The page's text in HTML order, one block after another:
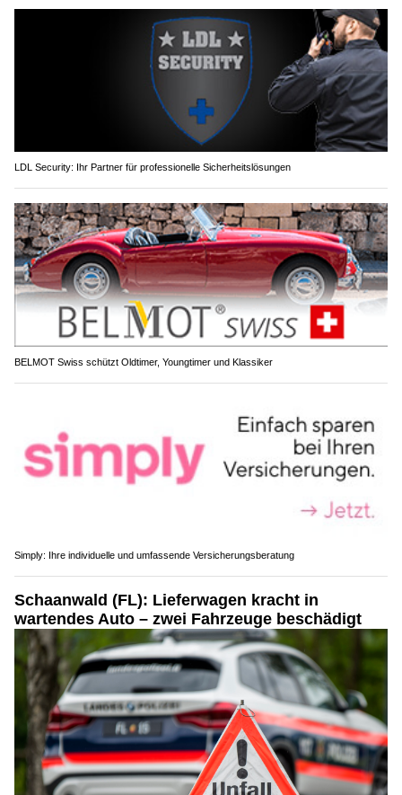
LDL Security: Ihr Partner für professionelle Sicherheitslösungen
BELMOT Swiss schützt Oldtimer, Youngtimer und Klassiker
Simply: Ihre individuelle und umfassende Versicherungsberatung
Schaanwald (FL): Lieferwagen kracht in
wartendes Auto – zwei Fahrzeuge beschädigt